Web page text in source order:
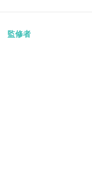
監修者